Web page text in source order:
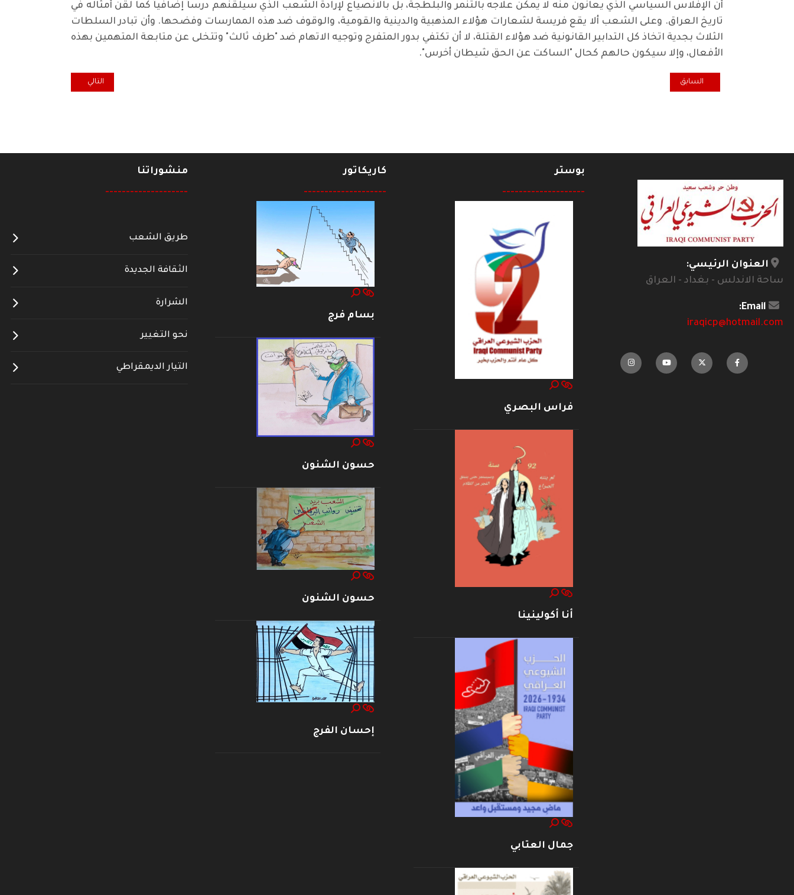
أن الإفلاس السياسي الذي يعانون منه لا يمكن علاجه بالتنمر والبلطجة، بل بالانصياع لإرادة الشعب الذي سيلقنهم درساً إضافياً كما لقن أمثاله في
تاريخ العراق. وعلى الشعب ألا يقع فريسة لشعارات هؤلاء المذهبية والدينية والقومية، والوقوف ضد هذه الممارسات وفضحها. وأن تبادر السلطات
الثلاث بجدية اتخاذ كل التدابير القانونية ضد هؤلاء القتلة، لا أن تكتفي بدور المتفرج وتوجيه الاتهام ضد "طرف ثالث" وتتخلى عن متابعة المتهمين بهذه
الأفعال، وإلا سيكون حالهم كحال "الساكت عن الحق شيطان أخرس".
المقال السابق: لماذا رفض قاسم تسليح مقاومي إنقلاب شباط؟
السابق المقال التالي: في ذكرى 8 شباط الاسود (1)
التالي
العنوان الرئيسي:
ساحة الاندلس - بغداد - العراق
Email:
iraqicp@hotmail.com
بوستر
--------------------
فراس البصري
أنا أكولينينا
جمال العتابي
كاريكاتور
--------------------
بسام فرج
حسون الشنون
حسون الشنون
إحسان الفرج
منشوراتنا
--------------------
طريق الشعب
الثقافة الجديدة
الشرارة
نحو التغيير
التيار الديمقراطي